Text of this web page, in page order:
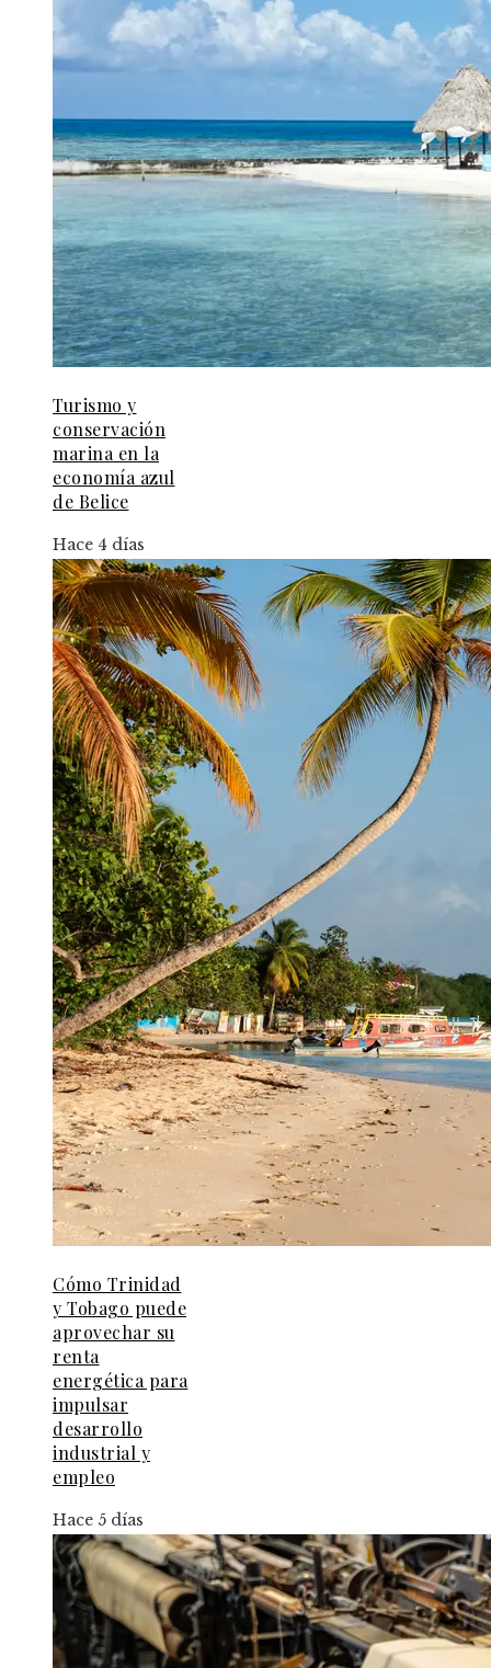
Turismo y
conservación
marina en la
economía azul
de Belice
Hace 4 días
Cómo Trinidad
y Tobago puede
aprovechar su
renta
energética para
impulsar
desarrollo
industrial y
empleo
Hace 5 días